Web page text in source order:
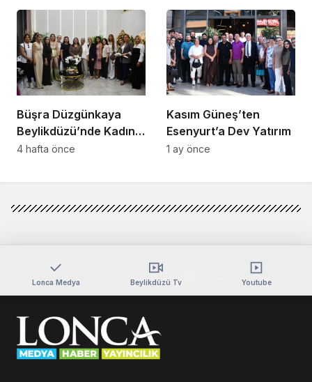
Başarının Sırrını Anlattı
Büşra Düzgünkaya
Beylikdüzü’nde Kadın
Girişimcilerle Buluştu
4 hafta önce
Kasım Güneş’ten
Esenyurt’a Dev Yatırım
1 ay önce
Lonca Medya Beylikdüzü Tv Youtube